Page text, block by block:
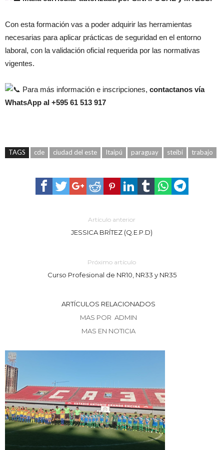
Con esta formación vas a poder adquirir las herramientas
necesarias para aplicar prácticas de seguridad en el entorno
laboral, con la validación oficial requerida por las normativas
vigentes.
Para más información e inscripciones, contactanos vía
WhatsApp al +595 61 513 917
TAGS cde ciudad del este Itaipú paraguay steibi trabajo
Artículo anterior
JESSICA BRÍTEZ (Q.E.P.D)
Próximo artículo
Curso Profesional de NR10, NR33 y NR35
ARTÍCULOS RELACIONADOS
MAS POR ADMIN
MAS EN NOTICIA